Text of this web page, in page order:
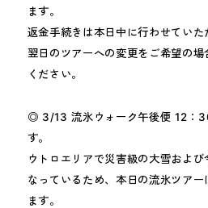
ます。
返金手続きは本日中に行わせていた
翌日のツアーへの変更をご希望の
ください。
◎ 3/13 流氷ウォーク午後便 12：
す。
ウトロエリアで災害級の大雪およ
なっているため、本日の流氷ツア
ます。